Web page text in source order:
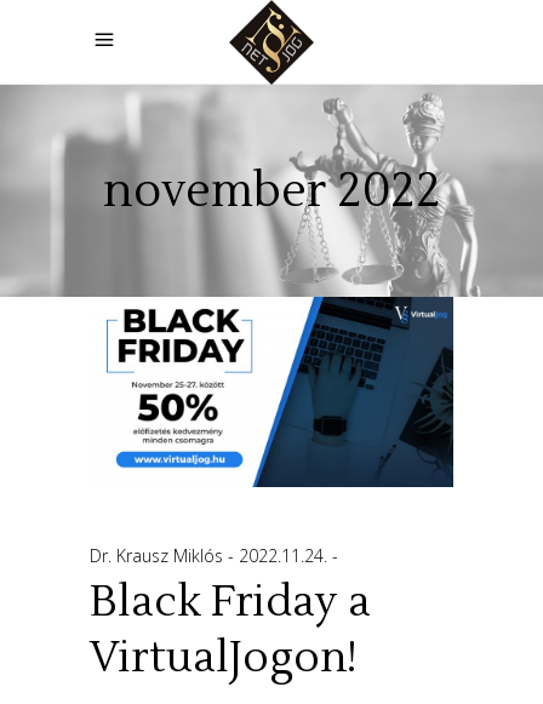
november 2022
Dr. Krausz Miklós 2022.11.24.
Black Friday a
VirtualJogon!